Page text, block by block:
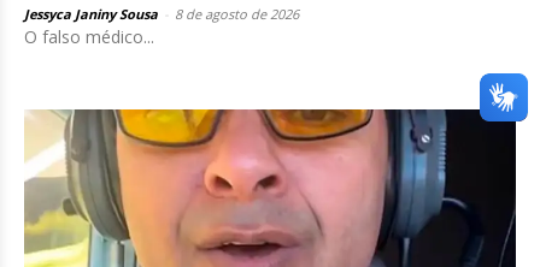
Jessyca Janiny Sousa 8 de agosto de 2026
O falso médico...